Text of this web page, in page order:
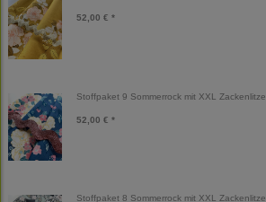
52,00 € *
Stoffpaket 9 Sommerrock mit XXL Zackenlitze
52,00 € *
Stoffpaket 8 Sommerrock mit XXL Zackenlitze